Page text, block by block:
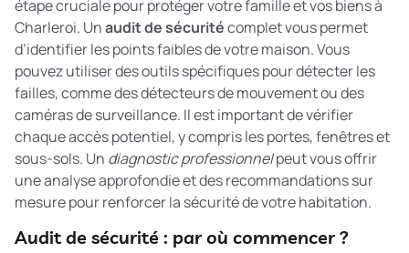
étape cruciale pour protéger votre famille et vos biens à
Charleroi. Unaudit de sécuritécomplet vous permet
d’identifier les points faibles de votre maison. Vous
pouvez utiliser des outils spécifiques pour détecter les
failles, comme des détecteurs de mouvement ou des
caméras de surveillance. Il est important de vérifier
chaque accès potentiel, y compris les portes, fenêtres et
sous-sols. Un diagnostic professionnelpeut vous offrir
une analyse approfondie et des recommandations sur
mesure pour renforcer la sécurité de votre habitation.
Audit de sécurité : par où commencer ?